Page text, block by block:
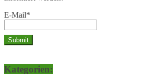
E-Mail*
Kategorien: